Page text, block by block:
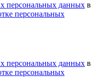
персональных данных в
персональных
персональных данных в
персональных